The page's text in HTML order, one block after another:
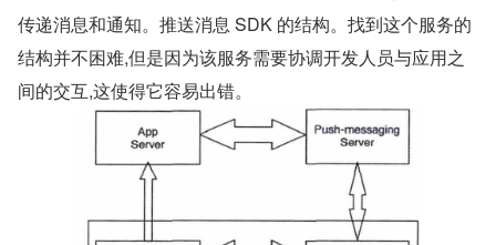
传递消息和通知。推送消息 SDK 的结构。找到这个服务的
结构并不困难,但是因为该服务需要协调开发人员与应用之
间的交互,这使得它容易出错。